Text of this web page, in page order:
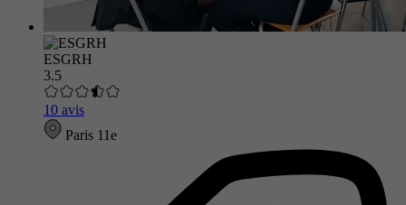
ESGRH
3.5
10 avis
Paris 11e